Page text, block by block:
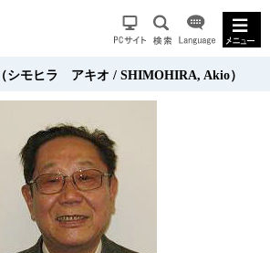
（シモヒラ アキオ / SHIMOHIRA, Akio）